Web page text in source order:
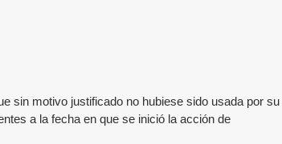
sin motivo justificado no hubiese sido usada por su
a la fecha en que se inició la acción de